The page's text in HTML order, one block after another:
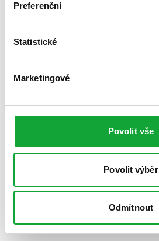
Preferenční
Statistické
Marketingové
Povolit vše
Povolit výběr
Odmítnout